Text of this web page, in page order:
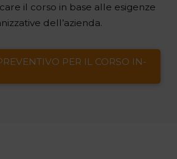
il corso in base alle esigenze
dell’azienda.
PER IL CORSO IN-